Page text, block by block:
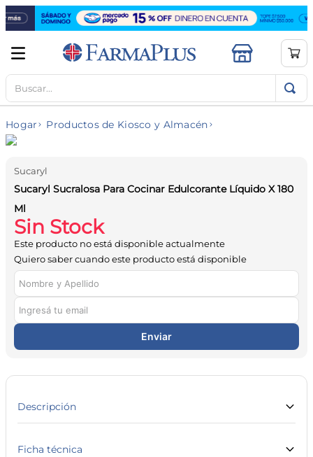
Buscar...
Hogar Productos de Kiosco y Almacén
Sucaryl
Sucaryl Sucralosa Para Cocinar Edulcorante Líquido X 180
Ml
Sin Stock
Este producto no está disponible actualmente
Quiero saber cuando este producto está disponible
Enviar
Descripción
Ficha técnica
TÉRMINOS MÁS BUSCADOS
1.
mela b3
2.
cerave limpieza
loreal
5.
6.
proteina
7.
ibuprofeno
8 .
vitamina c
9
10. magnesio